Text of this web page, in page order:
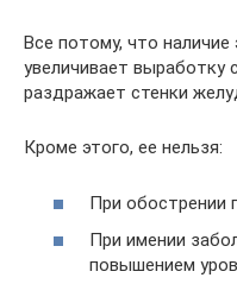
Все потому, что
увеличивает выработку
раздражает стенки
Кроме этого, ее нельзя:
При обострении
При имении
повышением